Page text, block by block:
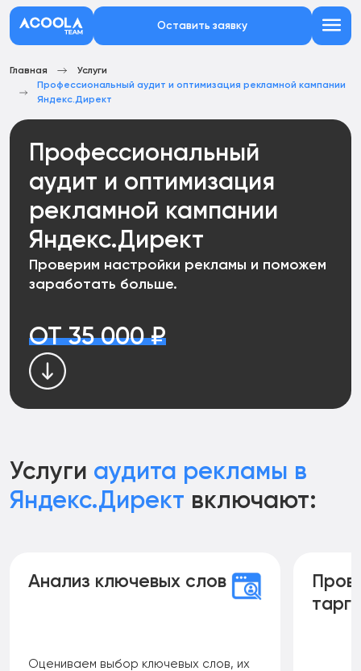
Оставить заявку
Главная
Услуги
Профессиональный аудит и оптимизация рекламной кампании
Яндекс.Директ
Профессиональный
аудит и оптимизация
рекламной кампании
Яндекс.Директ
Проверим настройки рекламы и поможем
заработать больше.
ОТ 35 000 ₽
Услуги аудита рекламы в
Яндекс.Директ включают:
Анализ ключевых слов
Оцениваем выбор ключевых слов, их